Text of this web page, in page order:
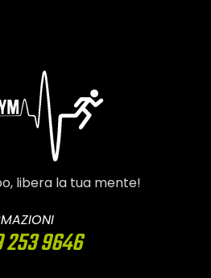
libera la tua mente!
253 9646